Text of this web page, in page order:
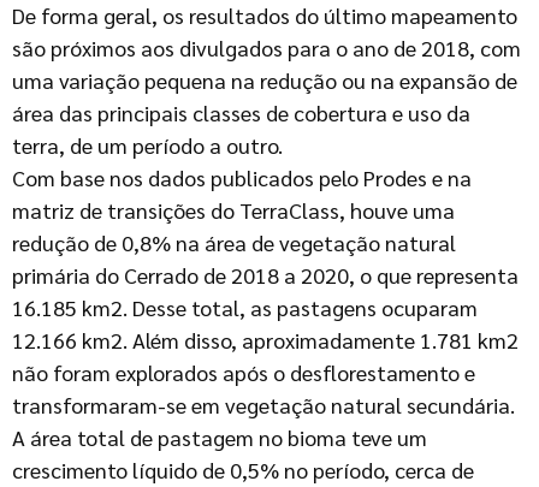
De forma geral, os resultados do último mapeamento
são próximos aos divulgados para o ano de 2018, com
uma variação pequena na redução ou na expansão de
área das principais classes de cobertura e uso da
terra, de um período a outro.
Com base nos dados publicados pelo Prodes e na
matriz de transições do TerraClass, houve uma
redução de 0,8% na área de vegetação natural
primária do Cerrado de 2018 a 2020, o que representa
16.185 km2. Desse total, as pastagens ocuparam
12.166 km2. Além disso, aproximadamente 1.781 km2
não foram explorados após o desflorestamento e
transformaram-se em vegetação natural secundária.
A área total de pastagem no bioma teve um
crescimento líquido de 0,5% no período, cerca de